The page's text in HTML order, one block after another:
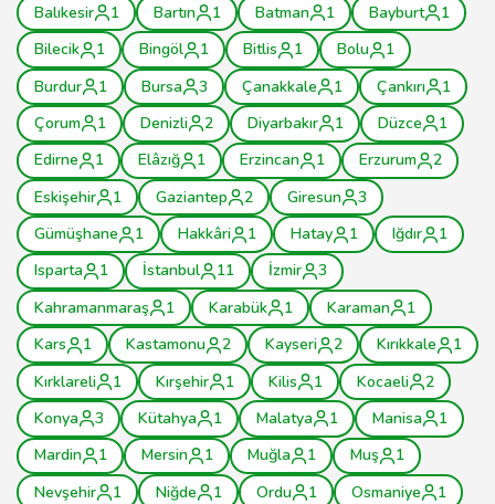
Balıkesir
1 Bartın 1 Batman 1 Bayburt
1
Bilecik
1 Bingöl 1 Bitlis 1 Bolu
1
Burdur
1 Bursa 3 Çanakkale 1 Çankırı
1
Çorum
1 Denizli 2 Diyarbakır 1 Düzce
1
Edirne
1 Elâzığ 1 Erzincan 1 Erzurum
2
Eskişehir
1 Gaziantep 2 Giresun
3
Gümüşhane
1 Hakkâri 1 Hatay 1 Iğdır
1
Isparta
1 İstanbul 11 İzmir
3
Kahramanmaraş
1 Karabük 1 Karaman
1
Kars
1 Kastamonu 2 Kayseri 2 Kırıkkale
1
Kırklareli
1 Kırşehir 1 Kilis 1 Kocaeli
2
Konya
3 Kütahya 1 Malatya 1 Manisa
1
Mardin
1 Mersin 1 Muğla 1 Muş
1
Nevşehir
1 Niğde 1 Ordu 1 Osmaniye
1